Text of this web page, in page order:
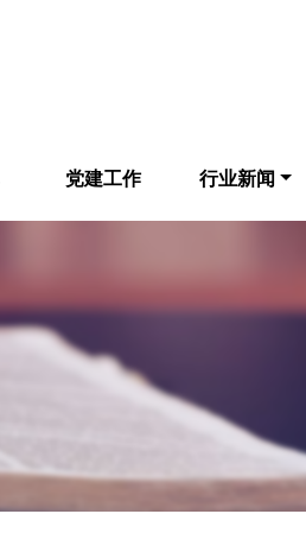
党建工作 行业新闻